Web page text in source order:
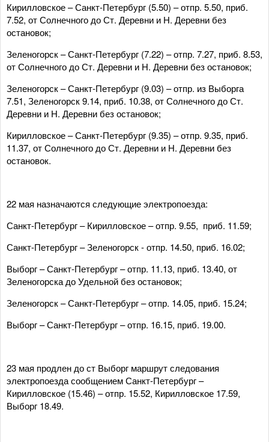
Кирилловское – Санкт-Петербург (5.50) – отпр. 5.50, приб.
7.52, от Солнечного до Ст. Деревни и Н. Деревни без
остановок;
Зеленогорск – Санкт-Петербург (7.22) – отпр. 7.27, приб. 8.53,
от Солнечного до Ст. Деревни и Н. Деревни без остановок;
Зеленогорск – Санкт-Петербург (9.03) – отпр. из Выборга
7.51, Зеленогорск 9.14, приб. 10.38, от Солнечного до Ст.
Деревни и Н. Деревни без остановок;
Кирилловское – Санкт-Петербург (9.35) – отпр. 9.35, приб.
11.37, от Солнечного до Ст. Деревни и Н. Деревни без
остановок.
22 мая назначаются следующие электропоезда:
Санкт-Петербург – Кирилловское – отпр. 9.55, приб. 11.59;
Санкт-Петербург – Зеленогорск - отпр. 14.50, приб. 16.02;
Выборг – Санкт-Петербург – отпр. 11.13, приб. 13.40, от
Зеленогорска до Удельной без остановок;
Зеленогорск – Санкт-Петербург – отпр. 14.05, приб. 15.24;
Выборг – Санкт-Петербург – отпр. 16.15, приб. 19.00.
23 мая продлен до ст Выборг маршрут следования
электропоезда сообщением Санкт-Петербург –
Кирилловское (15.46) – отпр. 15.52, Кирилловское 17.59,
Выборг 18.49.